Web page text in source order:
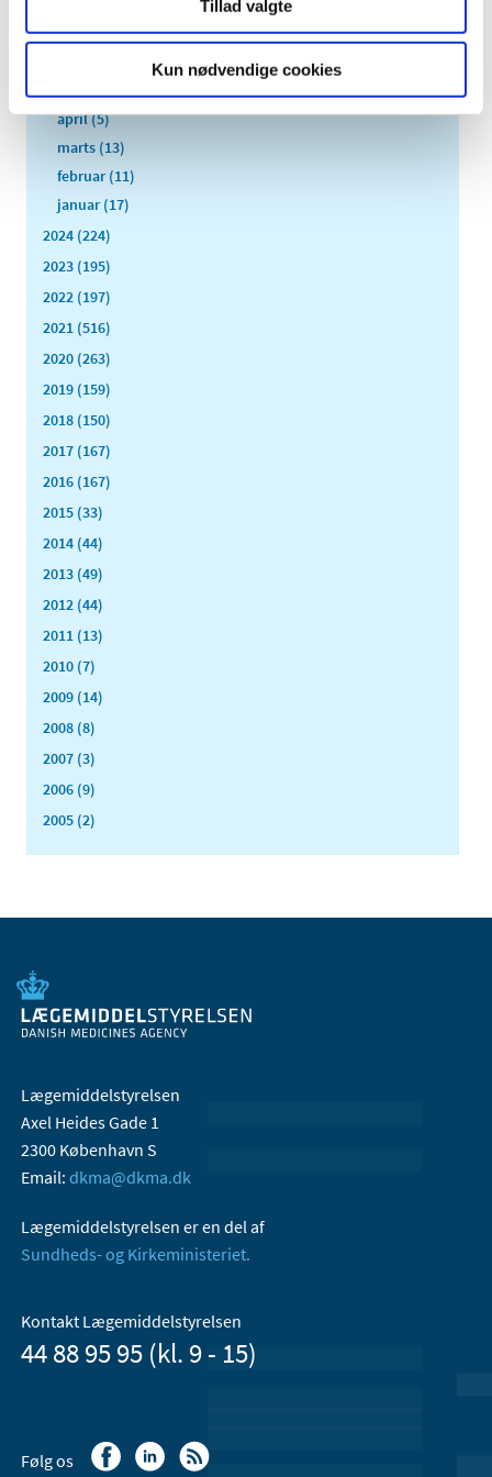
Tillad valgte
Kun nødvendige cookies
juli (11)
maj (11)
april (5)
marts (13)
februar (11)
januar (17)
2024 (224)
2023 (195)
2022 (197)
2021 (516)
2020 (263)
2019 (159)
2018 (150)
2017 (167)
2016 (167)
2015 (33)
2014 (44)
2013 (49)
2012 (44)
2011 (13)
2010 (7)
2009 (14)
2008 (8)
2007 (3)
2006 (9)
2005 (2)
Lægemiddelstyrelsen
Axel Heides Gade 1
2300 København S
Email: dkma@dkma.dk
Lægemiddelstyrelsen er en del af
Sundheds- og Kirkeministeriet.
Kontakt Lægemiddelstyrelsen
44 88 95 95 (kl. 9 - 15)
Følg os